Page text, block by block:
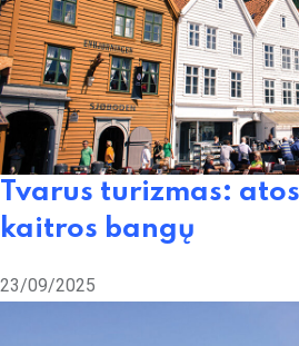
Tvarus turizmas:
kaitros bangų
23/09/2025